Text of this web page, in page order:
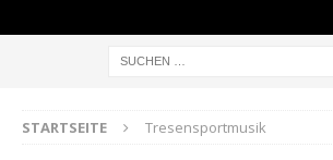
STARTSEITE Tresensportmusik